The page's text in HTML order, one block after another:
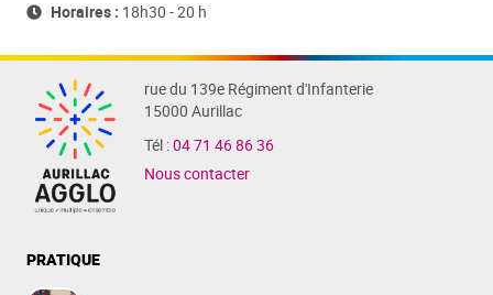
Horaires : 18h30 - 20 h
rue du 139e Régiment d'Infanterie
15000 Aurillac
Tél :04 71 46 86 36
Nous contacter
PRATIQUE